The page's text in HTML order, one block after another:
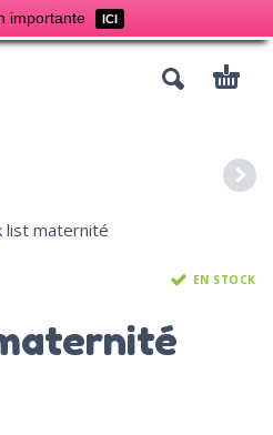
importante ICI
EN STOCK